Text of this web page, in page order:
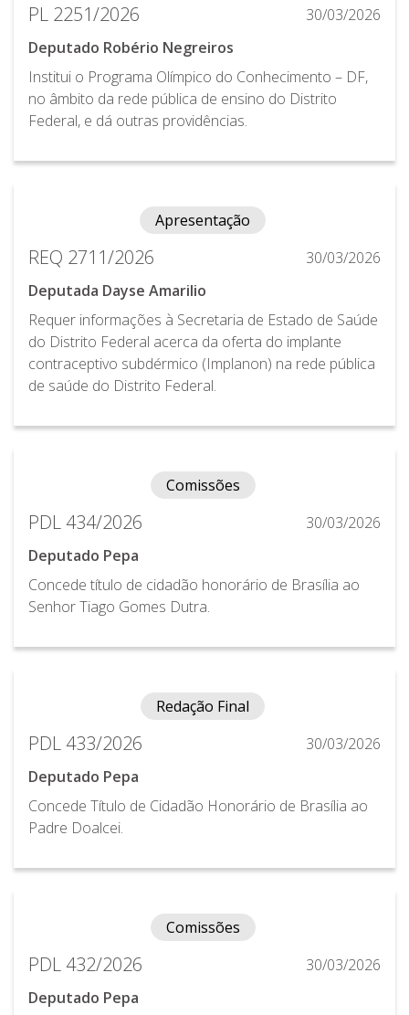
PL 2251/2026
30/03/2026
Deputado Robério Negreiros
Institui o Programa Olímpico do Conhecimento – DF,
no âmbito da rede pública de ensino do Distrito
Federal, e dá outras providências.
Apresentação
REQ 2711/2026
30/03/2026
Deputada Dayse Amarilio
Requer informações à Secretaria de Estado de Saúde
do Distrito Federal acerca da oferta do implante
contraceptivo subdérmico (Implanon) na rede pública
de saúde do Distrito Federal.
Comissões
PDL 434/2026
30/03/2026
Deputado Pepa
Concede título de cidadão honorário de Brasília ao
Senhor Tiago Gomes Dutra.
Redação Final
PDL 433/2026
30/03/2026
Deputado Pepa
Concede Título de Cidadão Honorário de Brasília ao
Padre Doalcei.
Comissões
PDL 432/2026
30/03/2026
Deputado Pepa